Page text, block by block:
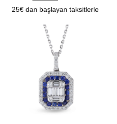
25€ dan başlayan taksitlerle